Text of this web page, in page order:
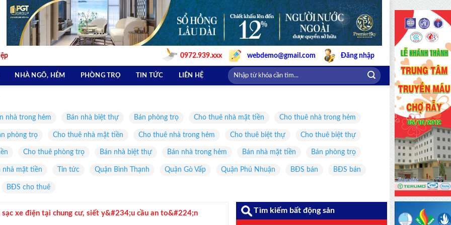
0972.939.xxx webdemo@gmail.com Đăng nhập
NHÀ NGÕ, HẺM PHÒNG TRỌ TIN TỨC LIÊN HỆ
nhà trong hẻm Bán nhà biệt thự Bán phòng trọ Cho thuê nhà mặt tiền Cho thuê nhà trong hẻm
phòng trọ Cho thuê nhà mặt tiền Cho thuê nhà trong hẻm Cho thuê biệt thự Cho thuê biệt thự
Cho thuê phòng trọ Bán nhà biệt thự Bán nhà trong hẻm Bán nhà mặt tiền Bán phòng trọ
nhà mặt tiền Tin tức Quận Bình Thạnh Quận Gò Vấp Quận Phú Nhuận BĐS bán BĐS bán
BĐS cho thuê
sạc xe điện tại chung cư, siết y&#234;u cầu an to&#224;n
Tìm kiếm bất động sản